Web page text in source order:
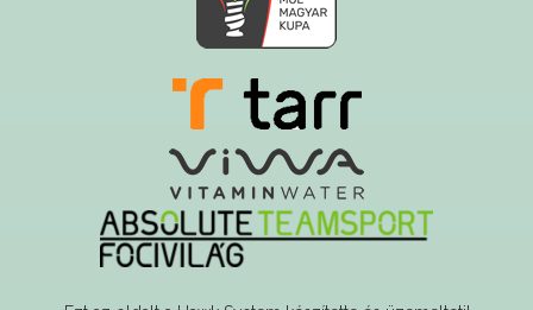
Ezt az oldalt a Hawk System készítette és üzemelteti!